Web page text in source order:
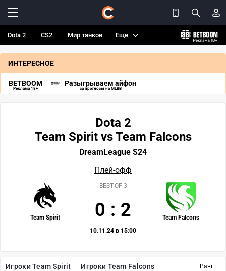
Dota 2 CS2 Мир танков Еще
ИНТЕРЕСНОЕ
BETBOOM
Реклама 18+
Разыгрываем айфон
за прогнозы на MLBB
Ранг
Игроки Team Spirit Игроки Team Falcons
Dota 2
Team Spirit vs Team Falcons
DreamLeague S24
Плей-офф
Team Spirit Team Falcons
BEST-OF-3
0 : 2
10.11.24 в 15:00